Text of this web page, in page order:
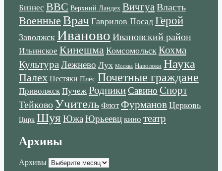
Бизнес ВВС Верхний Ландех ВичгуаВласть
Военные Врач Гаврилов Посад Герой
Заволжск Иваново Ивановский район
Ильинское Кинешма Комсомольск Кохма
Культура Лежнево Лух Москва Наволоки Наука
Палех Пестяки Плёс Почетные граждане
Приволжск Пучеж РодникиСавино Спорт
ТейковоУчитель Флот Фурманов Церковь
Цирк Шуя Южа Юрьеевц кино театр
Архивы
Архивы